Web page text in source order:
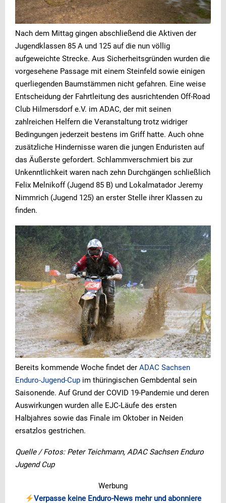
Nach dem Mittag gingen abschließend die Aktiven der
Jugendklassen 85 A und 125 auf die nun völlig
aufgeweichte Strecke. Aus Sicherheitsgründen wurden die
vorgesehene Passage mit einem Steinfeld sowie einigen
querliegenden Baumstämmen nicht gefahren. Eine weise
Entscheidung der Fahrtleitung des ausrichtenden Off-Road
Club Hilmersdorf e.V. im ADAC, der mit seinen
zahlreichen Helfern die Veranstaltung trotz widriger
Bedingungen jederzeit bestens im Griff hatte. Auch ohne
zusätzliche Hindernisse waren die jungen Enduristen auf
das Äußerste gefordert. Schlammverschmiert bis zur
Unkenntlichkeit waren nach zehn Durchgängen schließlich
Felix Melnikoff (Jugend 85 B) und Lokalmatador Jeremy
Nimmrich (Jugend 125) an erster Stelle ihrer Klassen zu
finden.
Bereits kommende Woche findet der ADAC Sachsen
Enduro-Jugend-Cup im thüringischen Gembdental sein
Saisonende. Auf Grund der COVID 19-Pandemie und deren
Auswirkungen wurden alle EJC-Läufe des ersten
Halbjahres sowie das Finale im Oktober in Neiden
ersatzlos gestrichen.
Quelle / Fotos: Peter Teichmann, ADAC Sachsen Enduro
Jugend Cup
Werbung
Verpasse keine Enduro-News mehr und abonniere